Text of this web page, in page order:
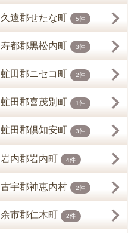
久遠郡せたな町 5件
寿都郡黒松内町 3件
虻田郡ニセコ町 2件
虻田郡喜茂別町 1件
虻田郡倶知安町 3件
岩内郡岩内町 4件
古宇郡神恵内村 2件
余市郡仁木町 2件